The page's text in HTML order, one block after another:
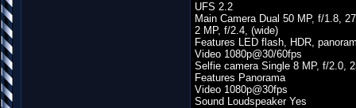
UFS 2.2
Main Camera Dual 50 MP, f/1.8,
2 MP, f/2.4, (wide)
Features LED flash, HDR,
Video 1080p@30/60fps
Selfie camera Single 8 MP, f/2.0,
Features Panorama
Video 1080p@30fps
Sound Loudspeaker Yes